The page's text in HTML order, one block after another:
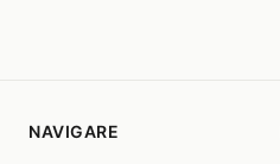
NAVIGARE